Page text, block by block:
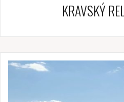
KRAVSKÝ